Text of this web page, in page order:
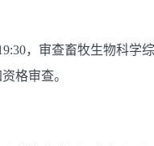
，审查畜牧生物科
格审查。